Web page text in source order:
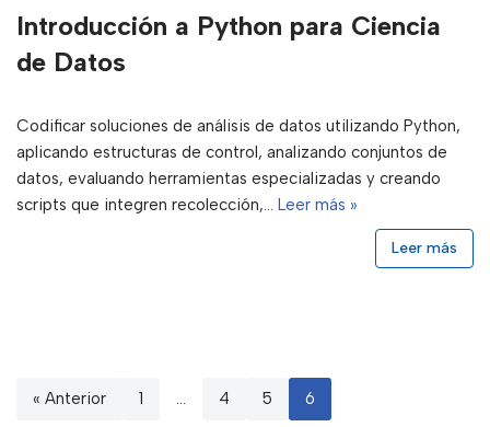
Introducción a Python para Ciencia
de Datos
Codificar soluciones de análisis de datos utilizando Python,
aplicando estructuras de control, analizando conjuntos de
datos, evaluando herramientas especializadas y creando
scripts que integren recolección,… Leer más »
Leer más
« Anterior 1 … 4 5 6